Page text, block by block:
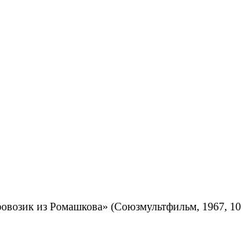
из Ромашкова» (Союзмультфильм, 1967, 10